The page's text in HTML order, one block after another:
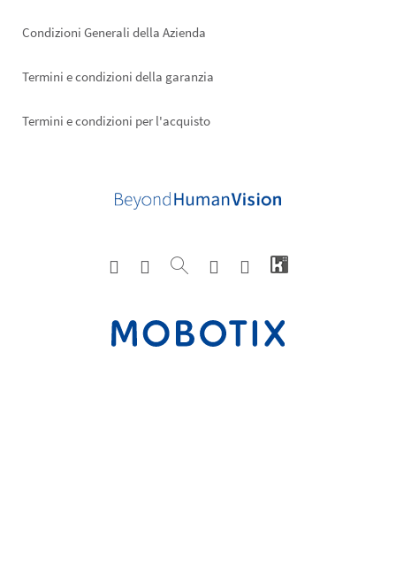
Condizioni Generali della Azienda
Termini e condizioni della garanzia
Termini e condizioni per l'acquisto